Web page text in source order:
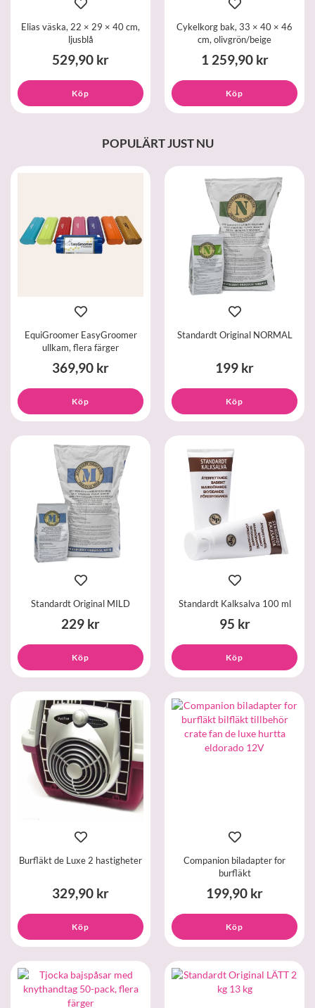
Elias väska, 22 × 29 × 40 cm,
ljusblå
529,90 kr
Köp
Cykelkorg bak, 33 × 40 × 46
cm, olivgrön/beige
1 259,90 kr
Köp
POPULÄRT JUST NU
EquiGroomer EasyGroomer
ullkam, flera färger
369,90 kr
Köp
Standardt Original NORMAL
199 kr
Köp
Standardt Original MILD
229 kr
Köp
Standardt Kalksalva 100 ml
95 kr
Köp
Burfläkt de Luxe 2 hastigheter
329,90 kr
Köp
Companion biladapter for
burfläkt
199,90 kr
Köp